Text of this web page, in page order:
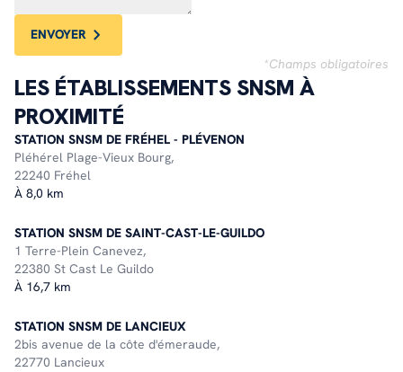
ENVOYER
*Champs obligatoires
LES ÉTABLISSEMENTS SNSM À
PROXIMITÉ
STATION SNSM DE FRÉHEL - PLÉVENON
Pléhérel Plage-Vieux Bourg,
22240 Fréhel
À 8,0 km
STATION SNSM DE SAINT-CAST-LE-GUILDO
1 Terre-Plein Canevez,
22380 St Cast Le Guildo
À 16,7 km
STATION SNSM DE LANCIEUX
2bis avenue de la côte d'émeraude,
22770 Lancieux